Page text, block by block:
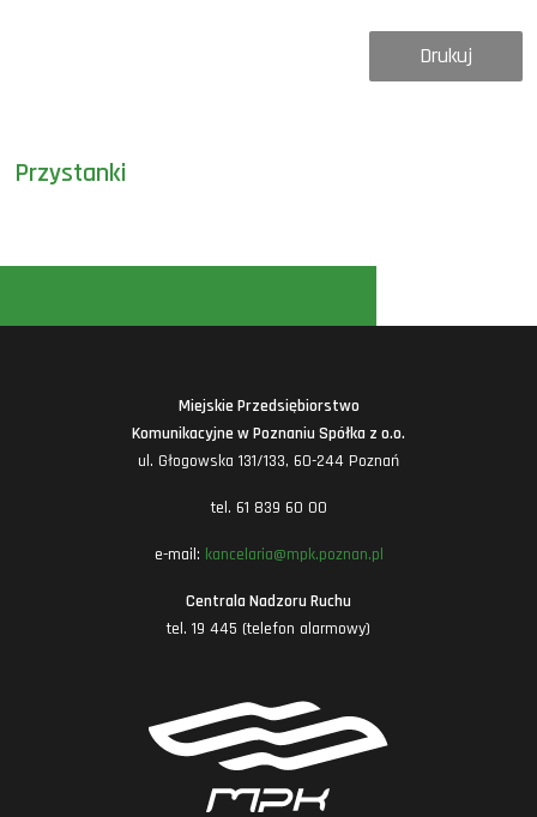
Przystanki
Drukuj
Miejskie Przedsiębiorstwo
Komunikacyjne w Poznaniu Spółka z o.o.
ul. Głogowska 131/133, 60-244 Poznań
tel. 61 839 60 00
e-mail: kancelaria@mpk.poznan.pl
Centrala Nadzoru Ruchu
tel. 19 445 (telefon alarmowy)